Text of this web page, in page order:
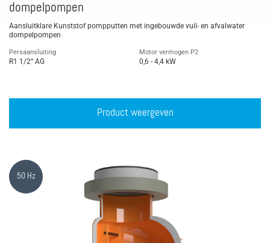
dompelpompen
Aansluitklare Kunststof pompputten met ingebouwde vuil- en afvalwater
dompelpompen
Persaansluiting
R1 1/2“ AG
Motor vermogen P2
0,6 - 4,4 kW
Product weergeven
50 Hz